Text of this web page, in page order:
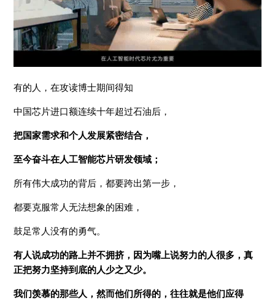
有的人，在攻读博士期间得知
中国芯片进口额连续十年超过石油后，
把国家需求和个人发展紧密结合，
至今奋斗在人工智能芯片研发领域；
所有伟大成功的背后，都要跨出第一步，
都要克服常人无法想象的困难，
鼓足常人没有的勇气。
有人说成功的路上并不拥挤，因为嘴上说努力的人很多，真
正把努力坚持到底的人少之又少。
我们羡慕的那些人，然而他们所得的，往往就是他们应得